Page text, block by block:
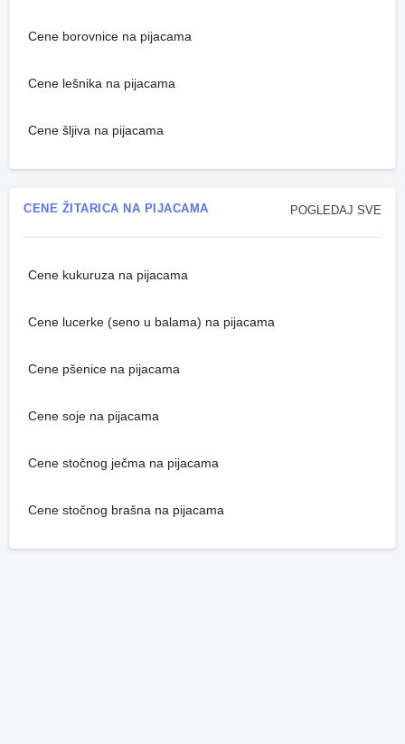
Cene borovnice na pijacama
Cene lešnika na pijacama
Cene šljiva na pijacama
POGLEDAJ SVE
CENE ŽITARICA NA PIJACAMA
Cene kukuruza na pijacama
Cene lucerke (seno u balama) na pijacama
Cene pšenice na pijacama
Cene soje na pijacama
Cene stočnog ječma na pijacama
Cene stočnog brašna na pijacama